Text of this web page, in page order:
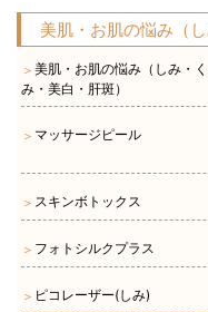
美肌・お肌の悩み（
＞美肌・お肌の悩み（しみ・
み・美白・肝斑）
＞ マッサージピール
＞ スキンボトックス
＞ フォトシルクプラス
＞ ピコレーザー(しみ)